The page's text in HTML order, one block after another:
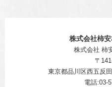
株式会社柿
株式会社 柿
〒
東京都品川区西五反
電話:03-